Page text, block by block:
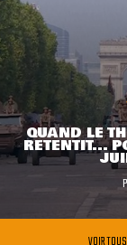
QUAND LE
RETENTIT...